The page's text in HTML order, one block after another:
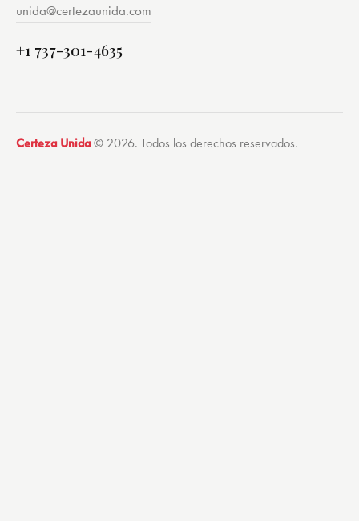
unida@certezaunida.com
+1 737-301-4635
Certeza Unida© 2026. Todos los derechos reservados.